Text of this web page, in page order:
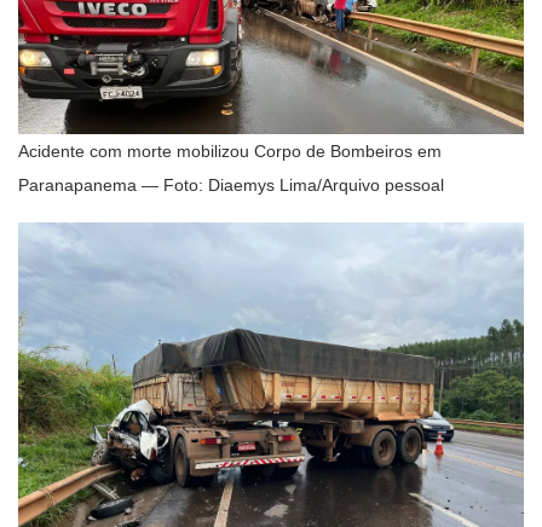
Acidente com morte mobilizou Corpo de Bombeiros em
Paranapanema — Foto: Diaemys Lima/Arquivo pessoal